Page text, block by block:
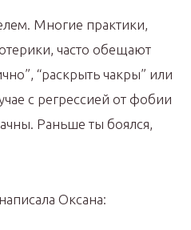
Многие практики,
часто обещают
“раскрыть чакры” или
с регрессией от фобии
Раньше ты боялся,
Оксана: